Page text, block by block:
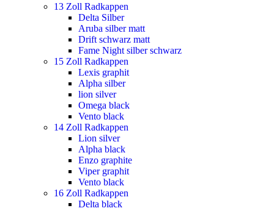
13 Zoll Radkappen
Delta Silber
Aruba silber matt
Drift schwarz matt
Fame Night silber schwarz
15 Zoll Radkappen
Lexis graphit
Alpha silber
lion silver
Omega black
Vento black
14 Zoll Radkappen
Lion silver
Alpha black
Enzo graphite
Viper graphit
Vento black
16 Zoll Radkappen
Delta black